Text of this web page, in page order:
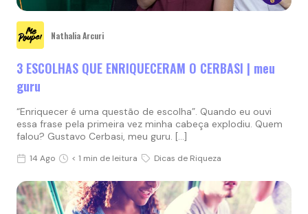
Nathalia Arcuri
3 ESCOLHAS QUE ENRIQUECERAM O CERBASI | meu
guru
“Enriquecer é uma questão de escolha”. Quando eu ouvi
essa frase pela primeira vez minha cabeça explodiu. Quem
falou? Gustavo Cerbasi, meu guru. […]
14 Ago < 1 min de leitura Dicas de Riqueza